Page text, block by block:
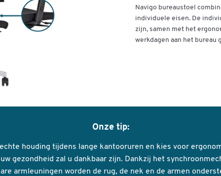
Universele wielen voor zachte en harde vloeren
Gedemonteerd geleverd
Stiftung Warentest 08/2021 'Goed (2,2)'.
FACTS-testoordeel 7-8/2021 'zeer goed
Kleuren
zwart/zwart
Navigo bureaustoel
individuele eisen. De
zijn, samen met het
werkdagen aan het bureau
Onze tip:
houding tijdens lange kantooruren en kies voor
gezondheid zal u dankbaar zijn. Dankzij het
armleuningen worden de rug, de nek en de armen